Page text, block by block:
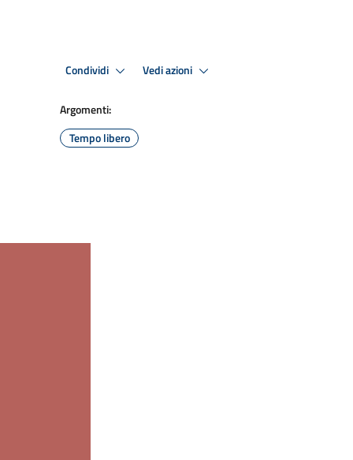
Condividi Vedi azioni
Argomenti:
Tempo libero